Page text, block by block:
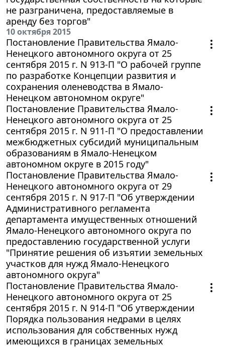
не разграничена, предоставляемые в
аренду без торгов"
10 октября 2015
Постановление Правительства Ямало-
Ненецкого автономного округа от 25
сентября 2015 г. N 913-П "О рабочей группе
по разработке Концепции развития и
сохранения оленеводства в Ямало-
Ненецком автономном округе"
Постановление Правительства Ямало-
Ненецкого автономного округа от 25
сентября 2015 г. N 911-П "О предоставлении
межбюджетных субсидий муниципальным
образованиям в Ямало-Ненецком
автономном округе в 2015 году"
Постановление Правительства Ямало-
Ненецкого автономного округа от 29
сентября 2015 г. N 917-П "Об утверждении
Административного регламента
департамента имущественных отношений
Ямало-Ненецкого автономного округа по
предоставлению государственной услуги
"Принятие решения об изъятии земельных
участков для нужд Ямало-Ненецкого
автономного округа"
Постановление Правительства Ямало-
Ненецкого автономного округа от 25
сентября 2015 г. N 914-П "Об утверждении
Порядка пользования недрами в целях
использования для собственных нужд
имеющихся в границах земельных